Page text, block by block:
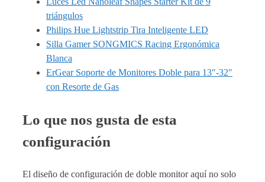
triángulos
Philips Hue Lightstrip Tira Inteligente LED
Silla Gamer SONGMICS Racing Ergonómica
Blanca
ErGear Soporte de Monitores Doble para 13″-32″
con Resorte de Gas
Lo que nos gusta de esta
configuración
El diseño de configuración de doble monitor aquí no solo